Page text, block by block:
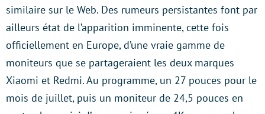
similaire sur le Web. Des rumeurs persistantes font par
ailleurs état de l’apparition imminente, cette fois
officiellement en Europe, d’une vraie gamme de
moniteurs que se partageraient les deux marques
Xiaomi et Redmi. Au programme, un 27 pouces pour le
mois de juillet, puis un moniteur de 24,5 pouces en